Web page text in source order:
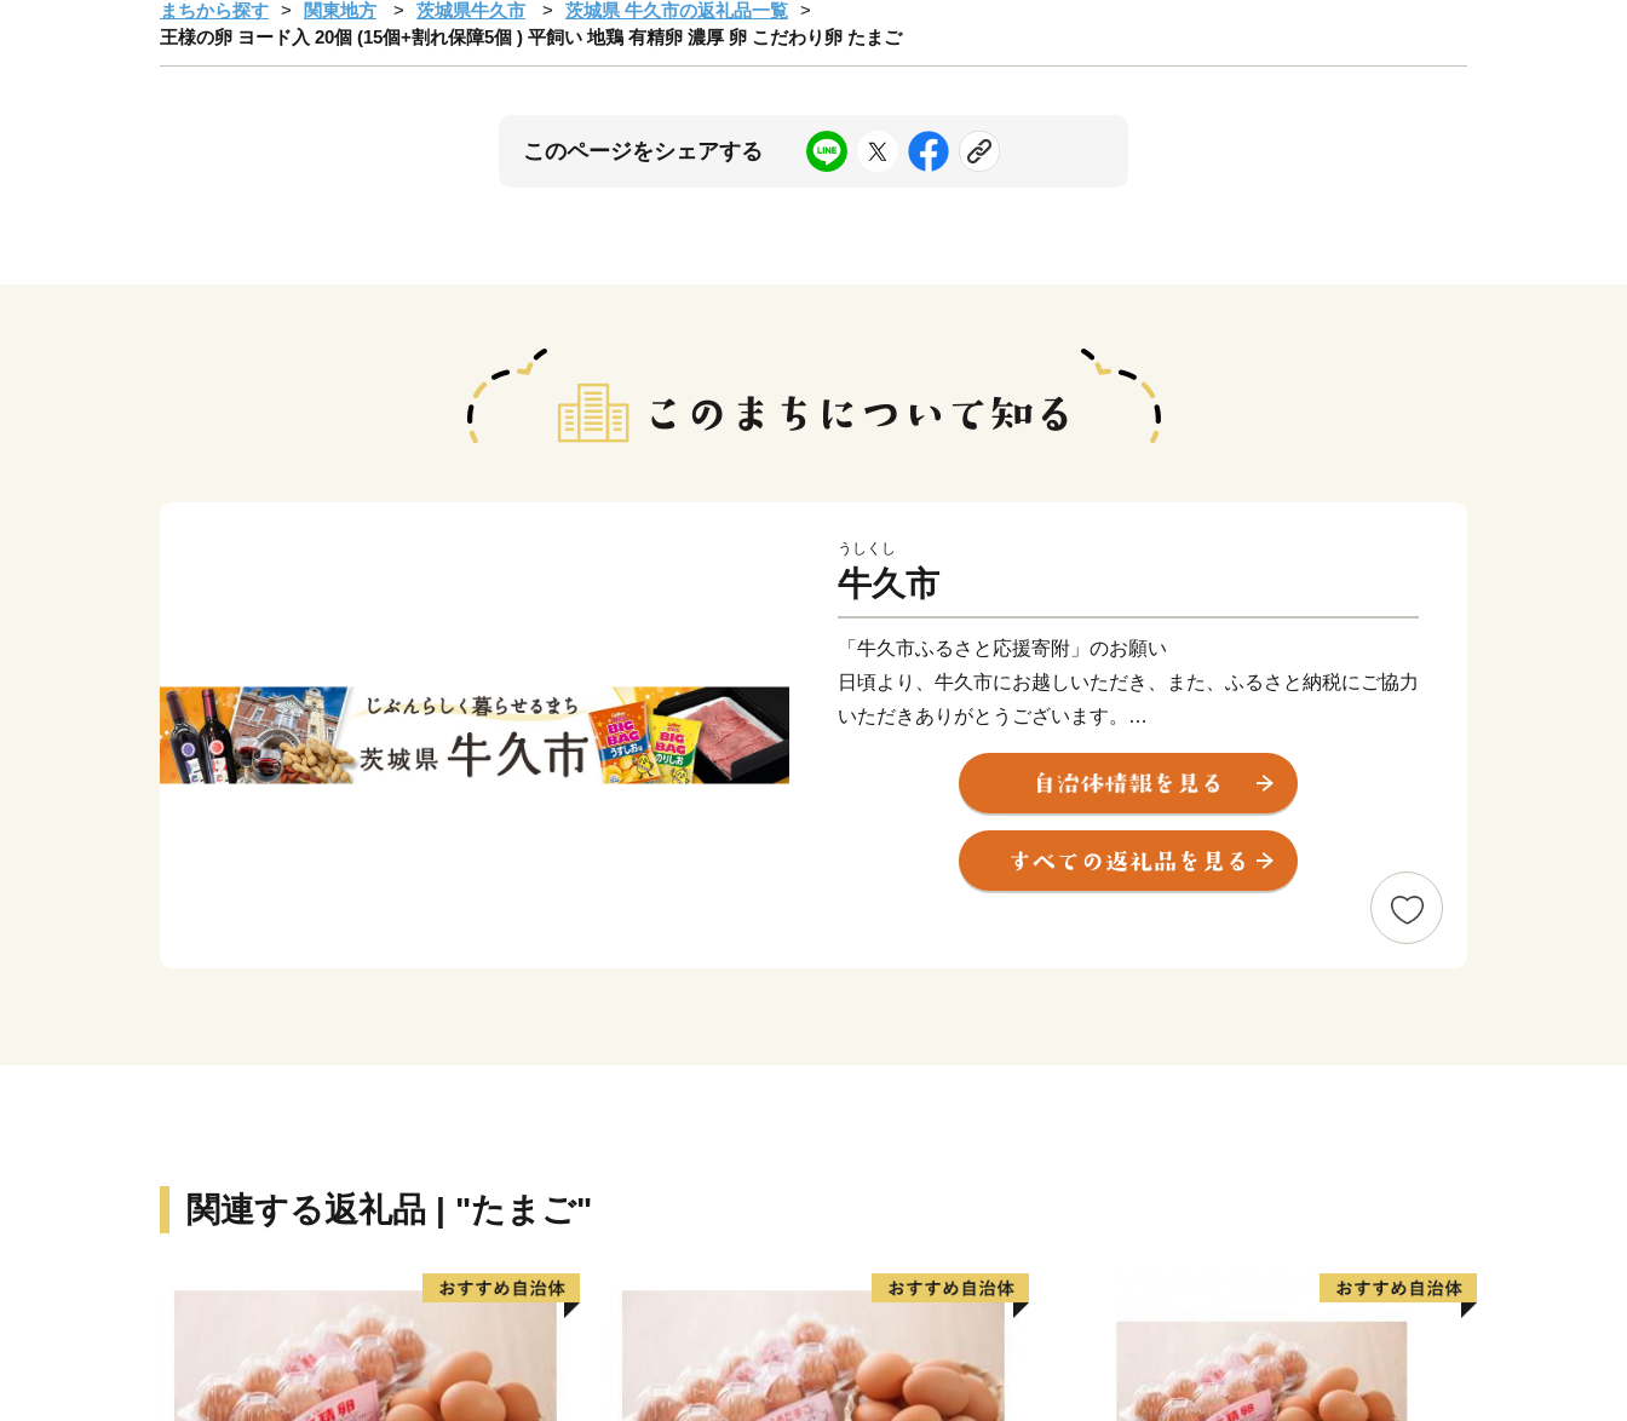
まちから探す 関東地方 茨城県牛久市
茨城県 牛久市の返礼品一覧
王様の卵 ヨード入 20個 (15個+割れ保障5個 ) 平飼い 地鶏 有精卵 濃厚 卵 こだわり卵 たまご
このページをシェアする
うしくし
牛久市
「牛久市ふるさと応援寄附」のお願い
日頃より、牛久市にお越しいただき、また、ふるさと納税にご協力
いただきありがとうございます。
人口8万人超、面積58.92平方キロメートルの市。茨城県の南に位
置ししており、都心までの交通アクセスの良さから首都圏のベッド
タウンとして発展を遂げました。
「茨城観光百選」に選ばれている「牛久沼」、総面積8,000平方の
敷地に約200品種、2万本の咲き乱れる花を楽しむことができる
す。お申し込み時のお届け先住所入力につきましては十分にご注意
ください。
詳細は、下記URLヤマト運輸株式会社の運賃収受の開始について
ご確認ください。
関連する返礼品 | "たまご"